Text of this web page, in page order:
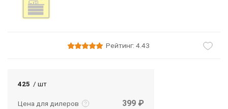
Рейтинг: 4.43
425 / шт
Цена для дилеров
Подробнее
399 ₽